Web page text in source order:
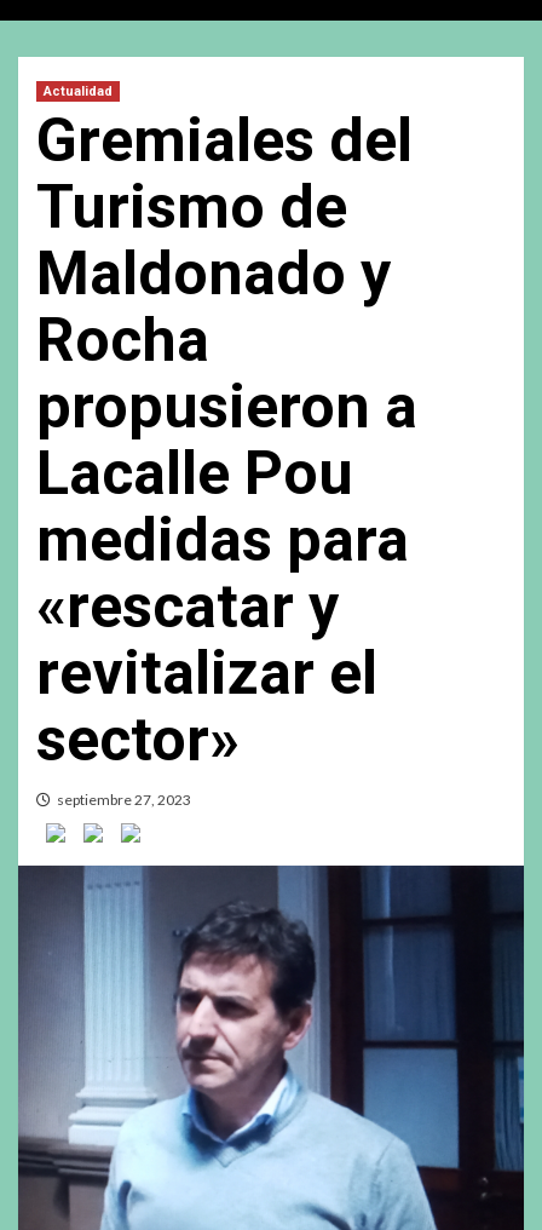
Actualidad
Gremiales del
Turismo de
Maldonado y
Rocha
propusieron a
Lacalle Pou
medidas para
«rescatar y
revitalizar el
sector»
septiembre 27, 2023